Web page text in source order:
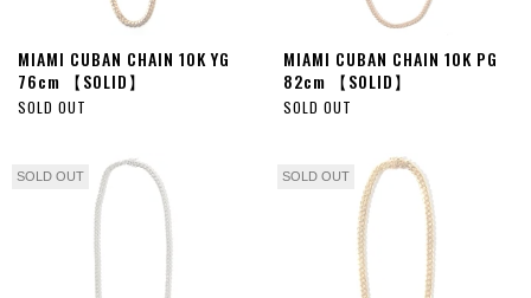
MIAMI CUBAN CHAIN 10K YG
76cm 【SOLID】
SOLD OUT
MIAMI CUBAN CHAIN 10K PG
82cm 【SOLID】
SOLD OUT
SOLD OUT SOLD OUT